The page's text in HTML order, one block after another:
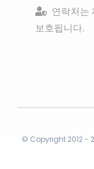
연락처는
보호됩니다.
© Copyright 2012 -